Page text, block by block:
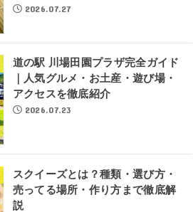
2026.07.27
道の駅 川場田園プラザ完全ガイド
｜人気グルメ・お土産・遊び場・
アクセスを徹底紹介
2026.07.23
スクイーズとは？種類・選び方・
売ってる場所・作り方まで徹底解
説